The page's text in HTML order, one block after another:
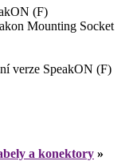
(F)
Mounting Socket
verze SpeakON (F)
a konektory »